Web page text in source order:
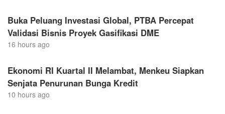
Buka Peluang Investasi Global, PTBA Percepat
Validasi Bisnis Proyek Gasifikasi DME
16 hours ago
Ekonomi RI Kuartal II Melambat, Menkeu Siapkan
Senjata Penurunan Bunga Kredit
10 hours ago